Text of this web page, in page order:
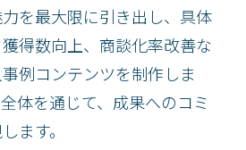
を最大限に引き出し、具体
得数向上、商談化率改善な
例コンテンツを制作しま
体を通じて、成果へのコミ
ます。